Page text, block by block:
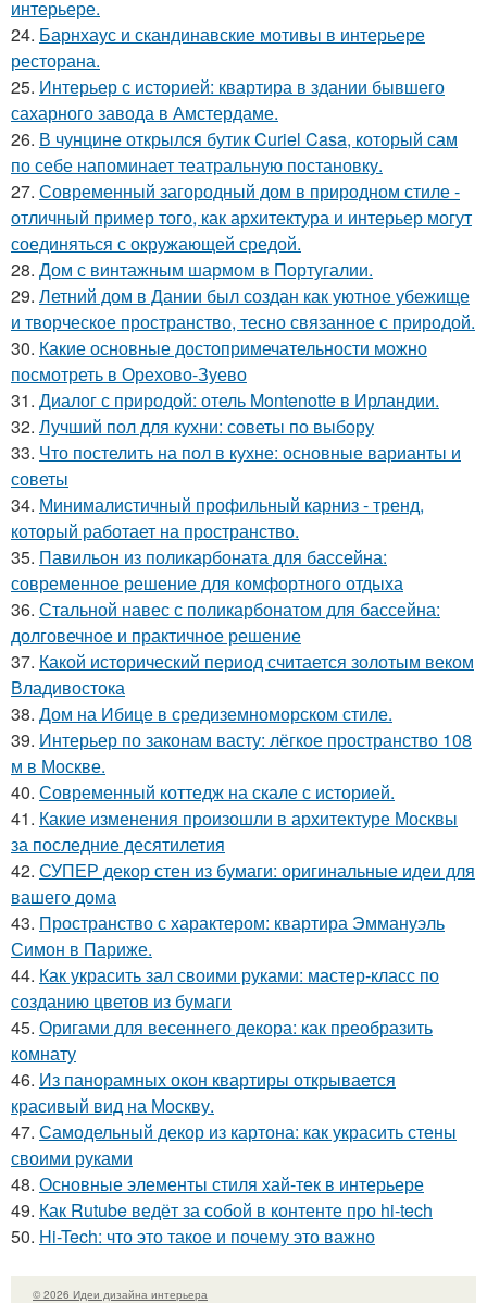
интерьере.
24. Барнхаус и скандинавские мотивы в интерьере
ресторана.
25. Интерьер с историей: квартира в здании бывшего
сахарного завода в Амстердаме.
26. В чунцине открылся бутик Curiel Casa, который сам
по себе напоминает театральную постановку.
27. Современный загородный дом в природном стиле -
отличный пример того, как архитектура и интерьер могут
соединяться с окружающей средой.
28. Дом с винтажным шармом в Португалии.
29. Летний дом в Дании был создан как уютное убежище
и творческое пространство, тесно связанное с природой.
30. Какие основные достопримечательности можно
посмотреть в Орехово-Зуево
31. Диалог с природой: отель Montenotte в Ирландии.
32. Лучший пол для кухни: советы по выбору
33. Что постелить на пол в кухне: основные варианты и
советы
34. Минималистичный профильный карниз - тренд,
который работает на пространство.
35. Павильон из поликарбоната для бассейна:
современное решение для комфортного отдыха
36. Стальной навес с поликарбонатом для бассейна:
долговечное и практичное решение
37. Какой исторический период считается золотым веком
Владивостока
38. Дом на Ибице в средиземноморском стиле.
39. Интерьер по законам васту: лёгкое пространство 108
м в Москве.
40. Современный коттедж на скале с историей.
41. Какие изменения произошли в архитектуре Москвы
за последние десятилетия
42. СУПЕР декор стен из бумаги: оригинальные идеи для
вашего дома
43. Пространство с характером: квартира Эммануэль
Симон в Париже.
44. Как украсить зал своими руками: мастер-класс по
созданию цветов из бумаги
45. Оригами для весеннего декора: как преобразить
комнату
46. Из панорамных окон квартиры открывается
красивый вид на Москву.
47. Самодельный декор из картона: как украсить стены
своими руками
48. Основные элементы стиля хай-тек в интерьере
49. Как Rutube ведёт за собой в контенте про hi-tech
50. Hi-Tech: что это такое и почему это важно
© 2026 Идеи дизайна интерьера